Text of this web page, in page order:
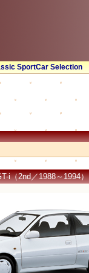
SportCar Selection
i（2nd／1988～1994）